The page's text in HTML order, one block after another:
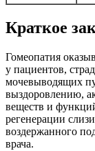
Краткое
Гомеопатия
у пациентов,
мочевыводящих
выздоровлению,
веществ и
регенерации
воздержанного
врача.